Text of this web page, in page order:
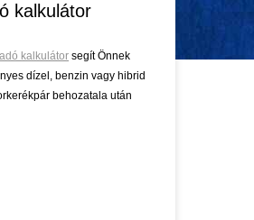
kalkulátor
kalkulátor segít Önnek
dízel, benzin vagy hibrid
behozatala után